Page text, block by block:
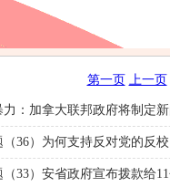
第一页 上一页
：加拿大联邦政府将制定
36）为何支持反对党的反
33）安省政府宣布拨款给